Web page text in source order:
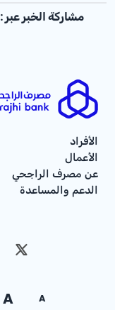
مشاركة الخبر عبر :
الأفراد
الأعمال
عن مصرف الراجحي
الدعم والمساعدة
A
A